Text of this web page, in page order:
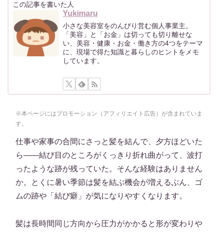
この記事を書いた人
Yukimaru
小さな美容室をのんびり営む個人事業主。
「美容」と「お金」は切っても切り離せな
い、美容・健康・お金・働き方の4つをテーマ
に、現場で得た知識と暮らしのヒントをメモ
しています。
※本ページにはプロモーション（アフィリエイト広告）が含まれていま
す。
仕事や家事の合間にさっと髪を結んで、夕方ほどいた
ら——結び目のところがくっきり折れ曲がって、波打
ったような跡が残っていた。そんな経験はありません
か。とくに暑い季節は髪を結ぶ機会が増えるぶん、ゴ
ムの跡や「結び癖」が気になりやすくなります。
髪は長時間同じ方向から圧力がかかると形が変わりや